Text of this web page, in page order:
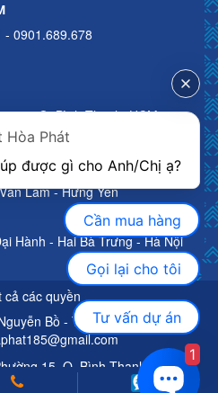
- 0901.689.678
15, Q. Bình Thạnh, HCM
Lâm - Hưng Yên
Hành - Hai Bà Trưng - Hà Nội
cả các quyền
Bồ - TP Hà Nội
15, Q. Bình Thạnh, HCM
Hòa Phát
Cần mua hàng
Gọi lại cho tôi
Tư vấn dự án
1